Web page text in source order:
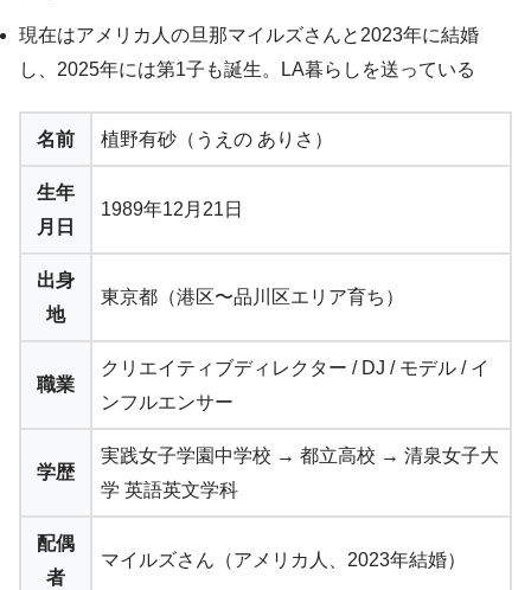
現在はアメリカ人の旦那マイルズさんと2023年に結婚
し、2025年には第1子も誕生。LA暮らしを送っている
名前 植野有砂（うえの ありさ）
生年
月日
1989年12月21日
出身
地
東京都（港区〜品川区エリア育ち）
職業
クリエイティブディレクター / DJ / モデル / イ
ンフルエンサー
学歴
実践女子学園中学校 → 都立高校 → 清泉女子大
学 英語英文学科
配偶
者
マイルズさん（アメリカ人、2023年結婚）